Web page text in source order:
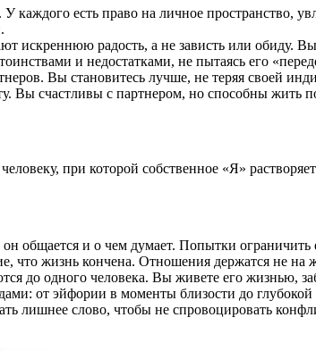
каждого есть право на личное пространство,
искреннюю радость, а не зависть или обиду.
и недостатками, не пытаясь его
Вы становитесь лучше, не теряя своей
Вы счастливы с партнером, но способны жить
при которой собственное «Я»
он общается и о чем думает. Попытки
жизнь кончена. Отношения держатся не на
до одного человека. Вы живете его жизнью,
от эйфории в моменты близости до
лишнее слово, чтобы не спровоцировать